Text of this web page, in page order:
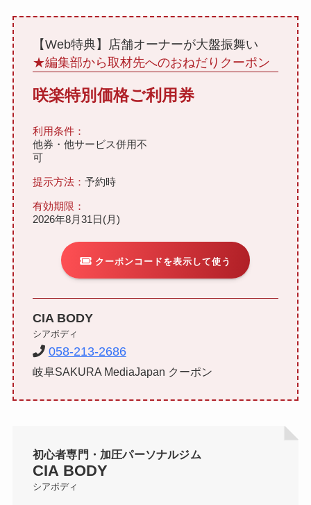
【Web特典】店舗オーナーが大盤振舞い
★編集部から取材先へのおねだりクーポン
咲楽特別価格ご利用券
利用条件：
他券・他サービス併用不
可
提示方法： 予約時
有効期限：
2026年8月31日(月)
クーポンコードを表示して使う
CIA BODY
シアボディ
058-213-2686
岐阜SAKURA MediaJapan クーポン
初心者専門・加圧パーソナルジム
CIA BODY
シアボディ